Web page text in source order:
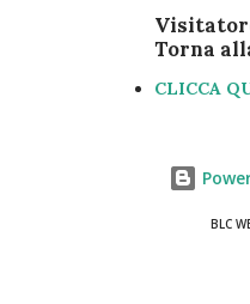
Torna
CLICCA
BLC